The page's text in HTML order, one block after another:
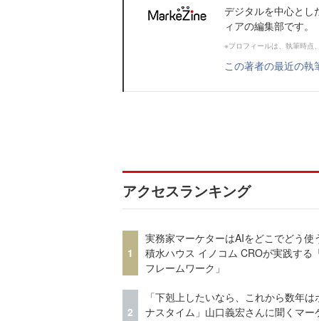
デジタルを中心とし
ィアの編集部です。
※プロフィールは、執筆時点
この著者の最近の執
アクセスランキング
1
実務家マーケターはAIをどこでどう使
積水ハウス イノコム CROが実践する
フレームワーク」
2
「下剋上したいなら、これから数年は
ナスタイム」山口義宏さんに聞くマー